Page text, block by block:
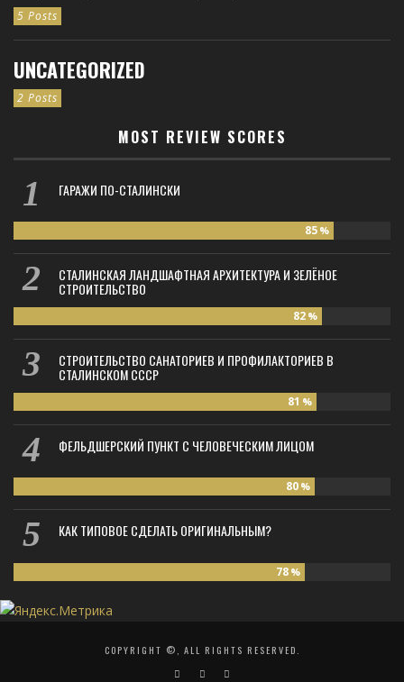
5 Posts
UNCATEGORIZED
2 Posts
MOST REVIEW SCORES
ГАРАЖИ ПО-СТАЛИНСКИ
85 %
СТАЛИНСКАЯ ЛАНДШАФТНАЯ АРХИТЕКТУРА И ЗЕЛЁНОЕ
СТРОИТЕЛЬСТВО
82 %
СТРОИТЕЛЬСТВО САНАТОРИЕВ И ПРОФИЛАКТОРИЕВ В
СТАЛИНСКОМ СССР
81 %
ФЕЛЬДШЕРСКИЙ ПУНКТ С ЧЕЛОВЕЧЕСКИМ ЛИЦОМ
80 %
КАК ТИПОВОЕ СДЕЛАТЬ ОРИГИНАЛЬНЫМ?
78 %
COPYRIGHT ©, ALL RIGHTS RESERVED.